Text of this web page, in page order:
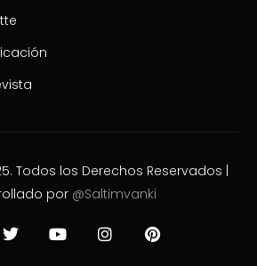
Todos los Derechos Reservados |
por @Saltimvanki